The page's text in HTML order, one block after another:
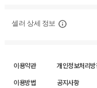
셀러 상세 정보
이용약관 개인정보처리방
이용방법
공지사항